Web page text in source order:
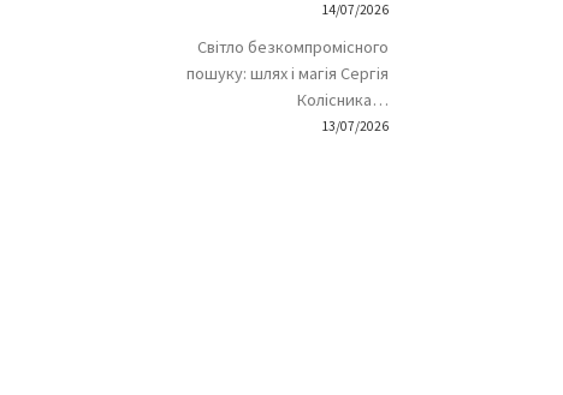
14/07/2026
Світло безкомпромісного
пошуку: шлях і магія Сергія
Колісника…
13/07/2026